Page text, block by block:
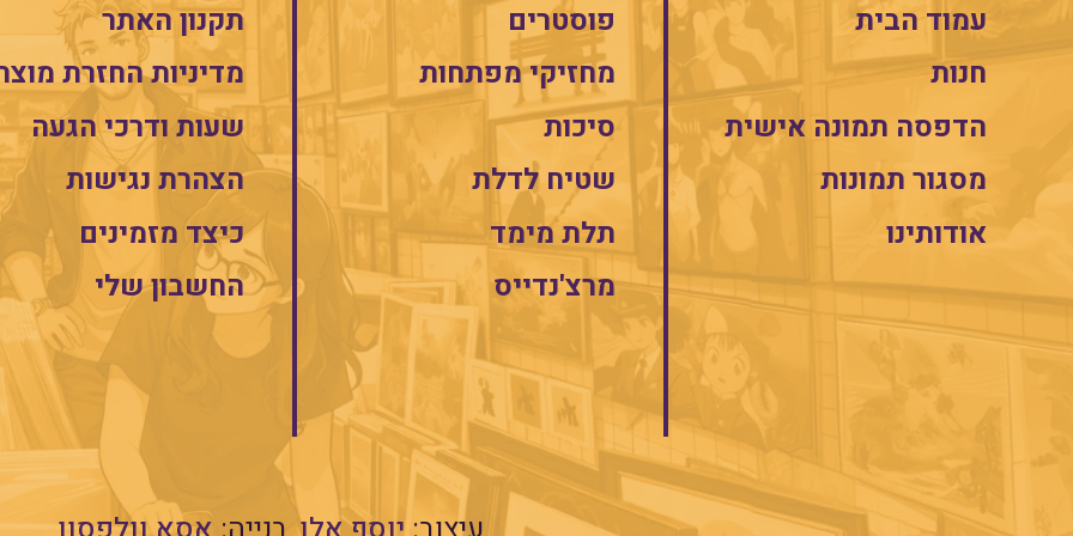
עמוד הבית
חנות
הדפסה תמונה אישית
מסגור תמונות
אודותינו
פוסטרים
מחזיקי מפתחות
סיכות
שטיח לדלת
תלת מימד
מרצ'נדייס
תקנון האתר
מדיניות החזרת
שעות ודרכי הגעה
הצהרת נגישות
כיצד מזמינים
החשבון שלי